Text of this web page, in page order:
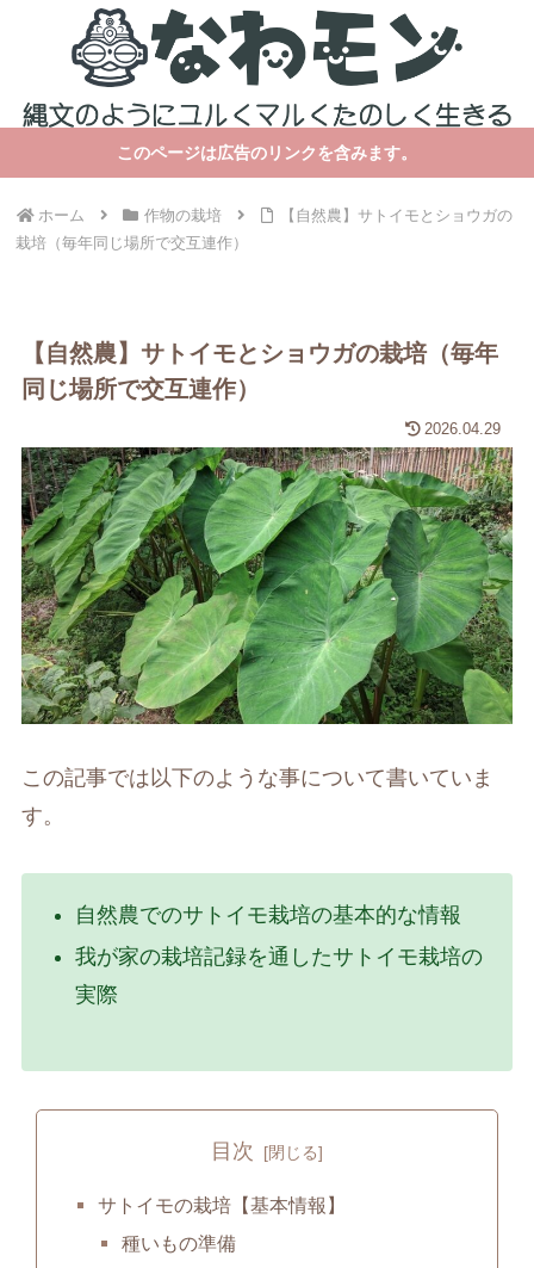
このページは広告のリンクを含みます。
ホーム 作物の栽培
【自然農】サトイモとショウガの
栽培（毎年同じ場所で交互連作）
【自然農】サトイモとショウガの栽培（毎年
同じ場所で交互連作）
2026.04.29
この記事では以下のような事について書いていま
す。
自然農でのサトイモ栽培の基本的な情報
我が家の栽培記録を通したサトイモ栽培の
実際
目次
サトイモの栽培【基本情報】
種いもの準備